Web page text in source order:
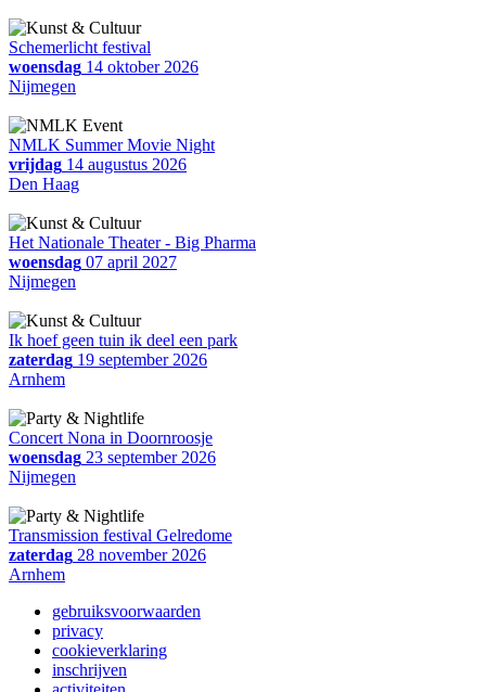
Schemerlicht festival
woensdag 14 oktober 2026
Nijmegen
NMLK Summer Movie Night
vrijdag 14 augustus 2026
Den Haag
Het Nationale Theater - Big Pharma
woensdag 07 april 2027
Nijmegen
Ik hoef geen tuin ik deel een park
zaterdag 19 september 2026
Arnhem
Concert Nona in Doornroosje
woensdag 23 september 2026
Nijmegen
Transmission festival Gelredome
zaterdag 28 november 2026
Arnhem
gebruiksvoorwaarden
privacy
cookieverklaring
inschrijven